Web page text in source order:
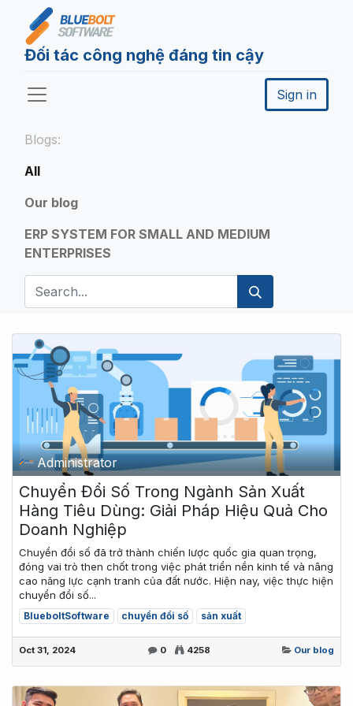
Đối tác công nghệ đáng tin cậy
Sign in
Blogs:
All
Our blog
ERP SYSTEM FOR SMALL AND MEDIUM
ENTERPRISES
Administrator
Chuyển Đổi Số Trong Ngành Sản Xuất
Hàng Tiêu Dùng: Giải Pháp Hiệu Quả Cho
Doanh Nghiệp
Chuyển đổi số đã trở thành chiến lược quốc gia quan trọng,
đóng vai trò then chốt trong việc phát triển nền kinh tế và nâng
cao năng lực cạnh tranh của đất nước. Hiện nay, việc thực hiện
chuyển đổi số...
BlueboltSoftware chuyển đổi số sản xuất
Oct 31, 2024 0 4258 Our blog